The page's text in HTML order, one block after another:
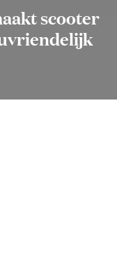
scooter